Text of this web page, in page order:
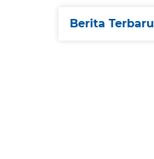
Berita Terbaru